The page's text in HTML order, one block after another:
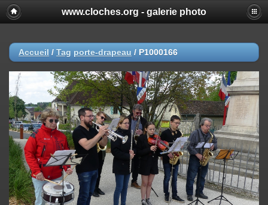
www.cloches.org - galerie photo
Accueil / Tag porte-drapeau / P1000166